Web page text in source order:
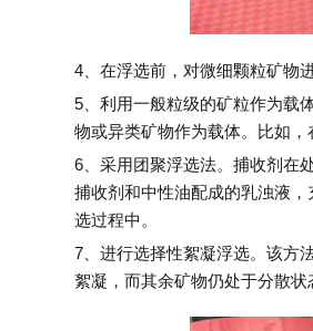
4、在浮选前，对微细颗粒矿物
5、利用一般粒级的矿粒作为载
物或异类矿物作为载体。比如，
6、采用团聚浮选法。捕收剂在
捕收剂和中性油配成的乳浊液
选过程中。
7、进行选择性絮凝浮选。该方
絮凝，而其余矿物仍处于分散状